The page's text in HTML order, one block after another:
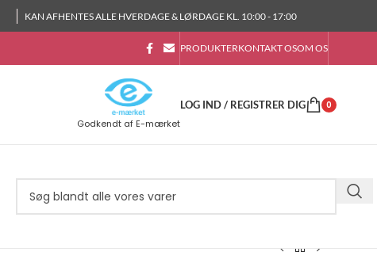
KAN AFHENTES ALLE HVERDAGE & LØRDAGE KL. 10:00 - 17:00
PRODUKTERKONTAKT OSOM OS
Godkendt af E-mærket
LOG IND / REGISTRER DIG 0